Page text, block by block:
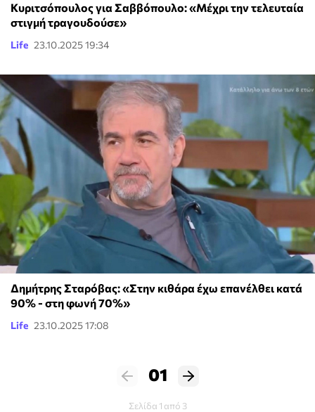
Κυριτσόπουλος για Σαββόπουλο: «Μέχρι την τελευταία
στιγμή τραγουδούσε»
Life 23.10.2025 19:34
Δημήτρης Σταρόβας: «Στην κιθάρα έχω επανέλθει κατά
90% - στη φωνή 70%»
Life 23.10.2025 17:08
01
Σελίδα 1 από 3